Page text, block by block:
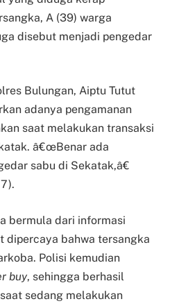
A (39) warga
disebut menjadi pengedar
Bulungan, Aiptu Tutut
adanya pengamanan
saat melakukan transaksi
â€œBenar ada
sabu di Sekatak,â€
bermula dari informasi
dipercaya bahwa tersangka
Polisi kemudian
buy, sehingga berhasil
sedang melakukan